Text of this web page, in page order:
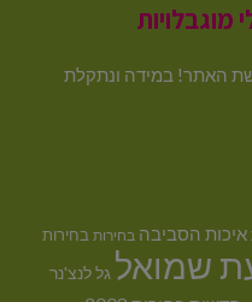
האתר! במידה ונתקלת
איכות הסביבה בחירות בחירות
שמואל גל לנצ'נר